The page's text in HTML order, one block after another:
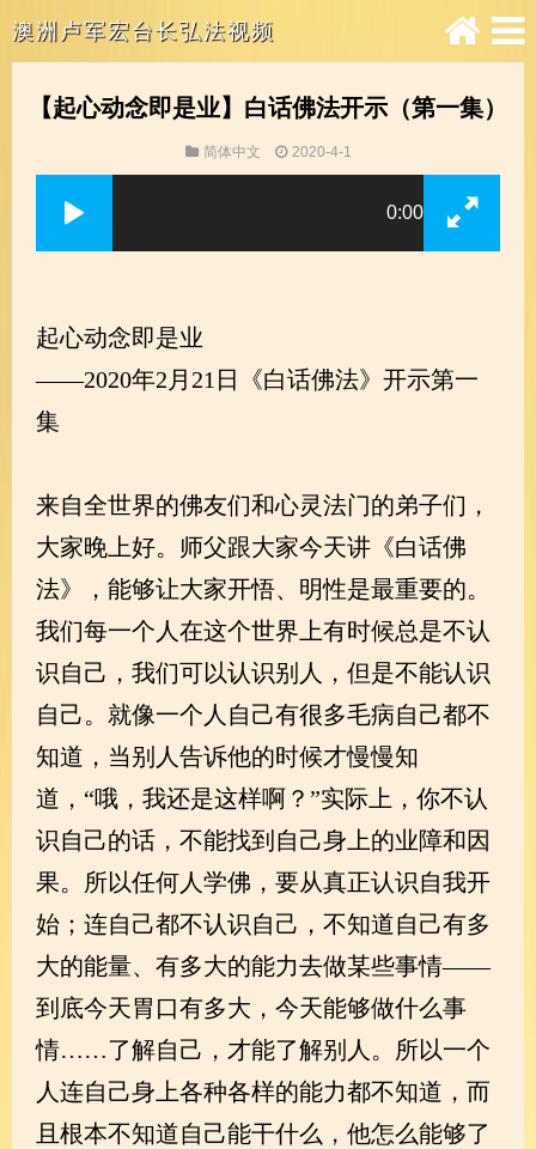
澳洲卢军宏台长弘法视频
【起心动念即是业】白话佛法开示（第一集）
简体中文 2020-4-1
0:00
起心动念即是业
——2020年2月21日《白话佛法》开示第一
集
来自全世界的佛友们和心灵法门的弟子们，
大家晚上好。师父跟大家今天讲《白话佛
法》，能够让大家开悟、明性是最重要的。
我们每一个人在这个世界上有时候总是不认
识自己，我们可以认识别人，但是不能认识
自己。就像一个人自己有很多毛病自己都不
知道，当别人告诉他的时候才慢慢知
道，“哦，我还是这样啊？”实际上，你不认
识自己的话，不能找到自己身上的业障和因
果。所以任何人学佛，要从真正认识自我开
始；连自己都不认识自己，不知道自己有多
大的能量、有多大的能力去做某些事情——
到底今天胃口有多大，今天能够做什么事
情……了解自己，才能了解别人。所以一个
人连自己身上各种各样的能力都不知道，而
且根本不知道自己能干什么，他怎么能够了